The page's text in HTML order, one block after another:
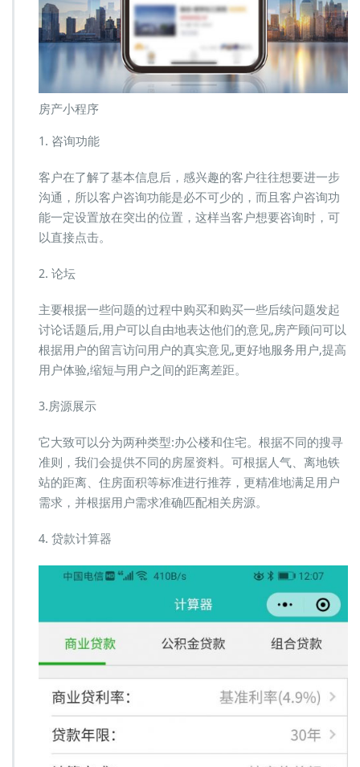
房产小程序
1. 咨询功能
客户在了解了基本信息后，感兴趣的客户往往想要进一步
沟通，所以客户咨询功能是必不可少的，而且客户咨询功
能一定设置放在突出的位置，这样当客户想要咨询时，可
以直接点击。
2. 论坛
主要根据一些问题的过程中购买和购买一些后续问题发起
讨论话题后,用户可以自由地表达他们的意见,房产顾问可以
根据用户的留言访问用户的真实意见,更好地服务用户,提高
用户体验,缩短与用户之间的距离差距。
3.房源展示
它大致可以分为两种类型:办公楼和住宅。根据不同的搜寻
准则，我们会提供不同的房屋资料。可根据人气、离地铁
站的距离、住房面积等标准进行推荐，更精准地满足用户
需求，并根据用户需求准确匹配相关房源。
4. 贷款计算器